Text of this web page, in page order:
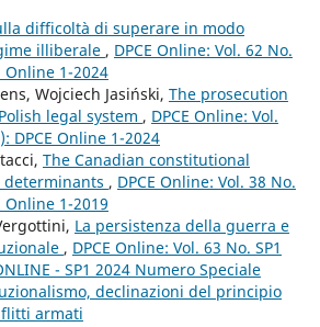
difficoltà di superare in modo
illiberale , DPCE Online: Vol. 62 No.
Online 1-2024
Wojciech Jasiński, The prosecution
legal system , DPCE Online: Vol.
DPCE Online 1-2024
The Canadian constitutional
, DPCE Online: Vol. 38 No.
Online 1-2019
La persistenza della guerra e
, DPCE Online: Vol. 63 No. SP1
- SP1 2024 Numero Speciale
declinazioni del principio
armati